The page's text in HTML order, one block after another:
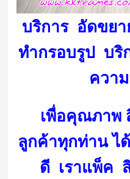
บริการ อัดขย
ทำกรอบรูป บริ
ควา
เพื่อคุณภาพ
ลูกค้าทุกท่าน
ดี เราแพ็ค